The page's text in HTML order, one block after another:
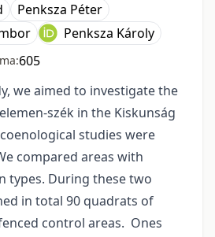
Penksza Péter
Penksza Károly
605
we aimed to investigate the
szék in the Kiskunság
studies were
compared areas with
types. During these two
in total 90 quadrats of
control areas. Ones